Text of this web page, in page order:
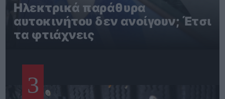
Ηλεκτρικά παράθυρα
αυτοκινήτου δεν ανοίγουν; Έτσι
τα φτιάχνεις
3